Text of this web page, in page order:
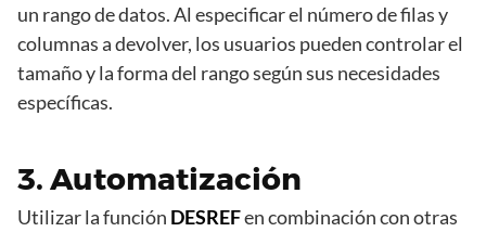
un rango de datos. Al especificar el número de filas y
columnas a devolver, los usuarios pueden controlar el
tamaño y la forma del rango según sus necesidades
específicas.
3. Automatización
Utilizar la función DESREFen combinación con otras